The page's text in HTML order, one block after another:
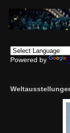
Powered by